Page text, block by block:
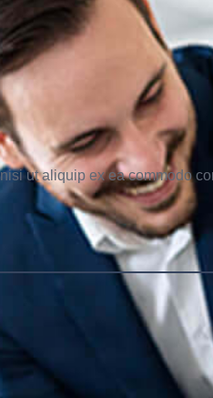
ut aliquip ex ea commodo